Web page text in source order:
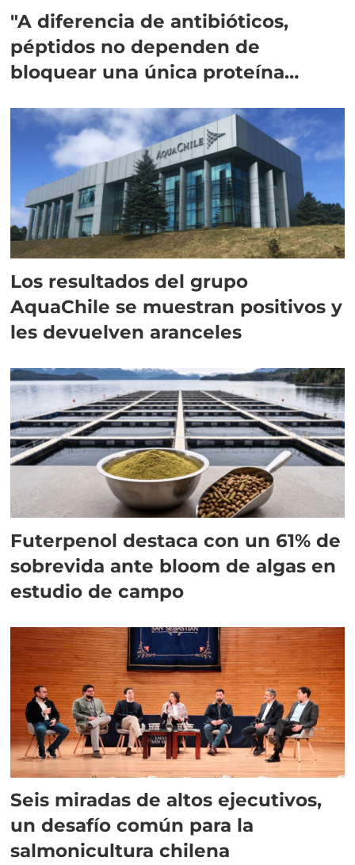
"A diferencia de antibióticos,
péptidos no dependen de
bloquear una única proteína
Los resultados del grupo
AquaChile se muestran positivos y
les devuelven aranceles
Futerpenol destaca con un 61% de
sobrevida ante bloom de algas en
estudio de campo
Seis miradas de altos ejecutivos,
un desafío común para la
salmonicultura chilena